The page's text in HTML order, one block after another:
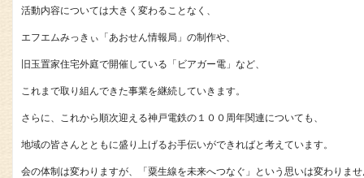
活動内容については大きく変わることなく、
エフエムみっきぃ「あおせん情報局」の制作や、
旧玉置家住宅外庭で開催している「ビアガー電」など、
これまで取り組んできた事業を継続していきます。
さらに、これから順次迎える神戸電鉄の１００周年関連についても、
地域の皆さんとともに盛り上げるお手伝いができればと考えています。
会の体制は変わりますが、「粟生線を未来へつなぐ」という思いは変わりま